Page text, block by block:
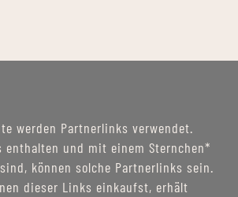
werden Partnerlinks verwendet.
enthalten und mit einem Sternchen*
können solche Partnerlinks sein.
dieser Links einkaufst, erhält